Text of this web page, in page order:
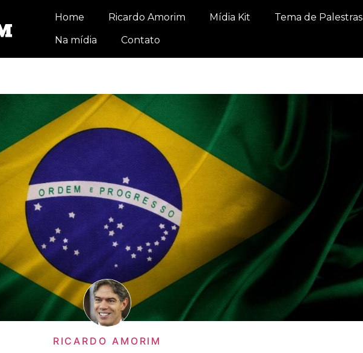
Home Ricardo Amorim Mídia Kit
Tema de Palestras
Na mídia
Contato
RICARDO AMORIM